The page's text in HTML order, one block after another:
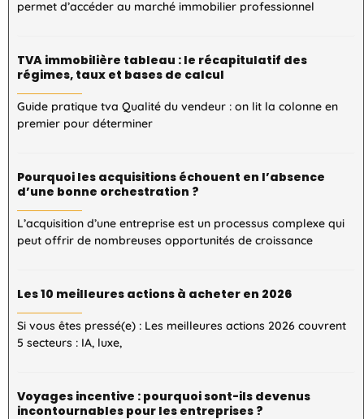
permet d’accéder au marché immobilier professionnel
TVA immobilière tableau : le récapitulatif des
régimes, taux et bases de calcul
Guide pratique tva Qualité du vendeur : on lit la colonne en
premier pour déterminer
Pourquoi les acquisitions échouent en l’absence
d’une bonne orchestration ?
L’acquisition d’une entreprise est un processus complexe qui
peut offrir de nombreuses opportunités de croissance
Les 10 meilleures actions à acheter en 2026
Si vous êtes pressé(e) : Les meilleures actions 2026 couvrent
5 secteurs : IA, luxe,
Voyages incentive : pourquoi sont-ils devenus
incontournables pour les entreprises ?